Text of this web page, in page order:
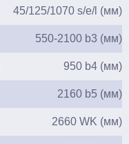
45/125/1070 s/e/l (мм)
550-2100 b3 (мм)
950 b4 (мм)
2160 b5 (мм)
2660 WK (мм)